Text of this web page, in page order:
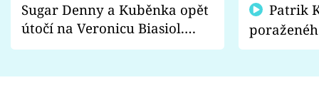
Sugar Denny a Kuběnka opět
útočí na Veronicu Biasiol.
Proč je podle nich falešná a
fanoušci